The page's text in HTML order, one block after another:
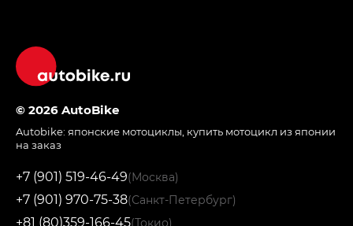
© 2026 AutoBike
Autobike: японские мотоциклы, купить мотоцикл из японии
на заказ
+7 (901) 519-46-49(Москва)
+7 (901) 970-75-38(Санкт-Петербург)
+81 (80)359-166-45(Токио)